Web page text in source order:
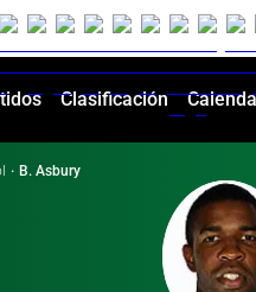
Clasificación
· B. Asbury